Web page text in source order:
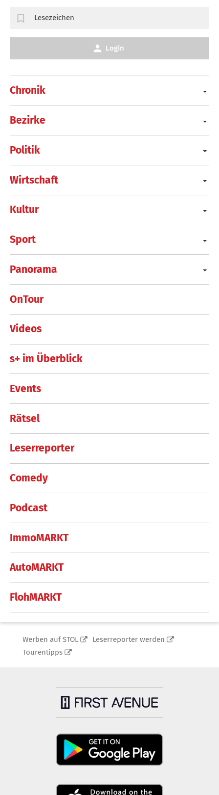
Chronik
Bezirke
Politik
Wirtschaft
Kultur
Sport
Panorama
OnTour
Videos
s+ im Überblick
Events
Rätsel
Leserreporter
Comedy
Podcast
ImmoMARKT
AutoMARKT
FlohMARKT
Lesezeichen
Login
Werben auf STOL
Leserreporter werden
Tourentipps